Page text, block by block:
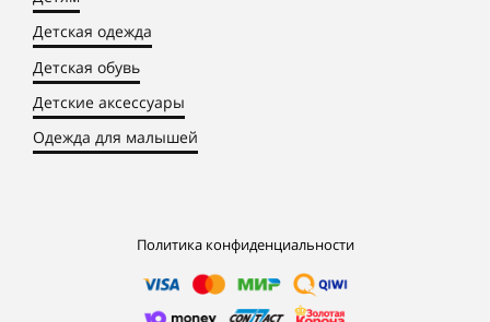
Детская одежда
Детская обувь
Детские аксессуары
Одежда для малышей
Политика конфиденциальности